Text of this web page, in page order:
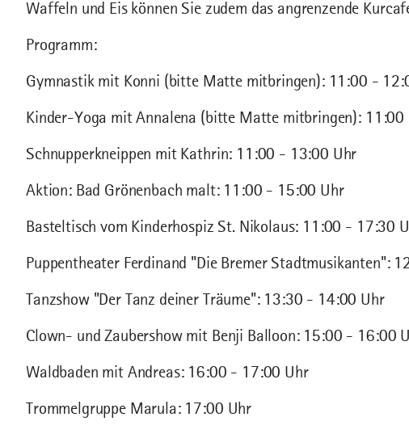
Waffeln und Eis können Sie zudem das angrenzende
Programm:
Gymnastik mit Konni (bitte Matte mitbringen): 11:00 -
Kinder-Yoga mit Annalena (bitte Matte mitbringen):
Schnupperkneippen mit Kathrin: 11:00 - 13:00 Uhr
Aktion: Bad Grönenbach malt: 11:00 - 15:00 Uhr
Basteltisch vom Kinderhospiz St. Nikolaus: 11:00 - 17:30
Puppentheater Ferdinand "Die Bremer Stadtmusikanten":
Tanzshow "Der Tanz deiner Träume": 13:30 - 14:00 Uhr
Clown- und Zaubershow mit Benji Balloon: 15:00 - 16:00
Waldbaden mit Andreas: 16:00 - 17:00 Uhr
Trommelgruppe Marula: 17:00 Uhr